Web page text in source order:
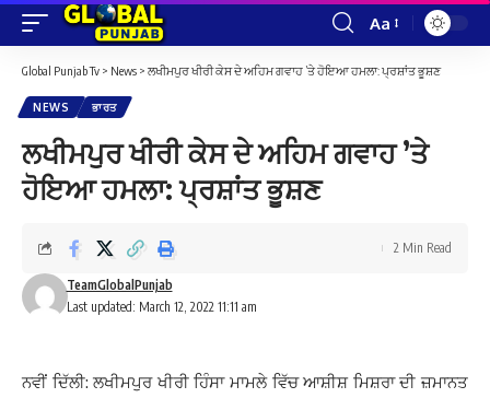
Font
Resizer
Aa
Global Punjab Tv > News > ਲਖੀਮਪੁਰ ਖੀਰੀ ਕੇਸ ਦੇ ਅਹਿਮ ਗਵਾਹ ’ਤੇ ਹੋਇਆ ਹਮਲਾ: ਪ੍ਰਸ਼ਾਂਤ ਭੂਸ਼ਣ
NEWS ਭਾਰਤ
ਲਖੀਮਪੁਰ ਖੀਰੀ ਕੇਸ ਦੇ ਅਹਿਮ ਗਵਾਹ ’ਤੇ
ਹੋਇਆ ਹਮਲਾ: ਪ੍ਰਸ਼ਾਂਤ ਭੂਸ਼ਣ
Last updated: March 12, 2022 11:11 am
TeamGlobalPunjab
2 Min Read
ਨਵੀਂ ਦਿੱਲੀ: ਲਖੀਮਪੁਰ ਖੀਰੀ ਹਿੰਸਾ ਮਾਮਲੇ ਵਿੱਚ ਆਸ਼ੀਸ਼ ਮਿਸ਼ਰਾ ਦੀ ਜ਼ਮਾਨਤ